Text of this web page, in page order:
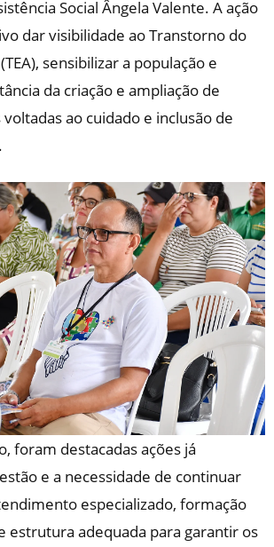
Social Ângela Valente. A ação
dar visibilidade ao Transtorno do
sensibilizar a população e
da criação e ampliação de
ao cuidado e inclusão de
foram destacadas ações já
e a necessidade de continuar
especializado, formação
estrutura adequada para garantir os